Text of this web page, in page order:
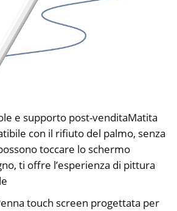
e supporto post-venditaMatita
con il rifiuto del palmo, senza
toccare lo schermo
ti offre l’esperienza di pittura
touch screen progettata per